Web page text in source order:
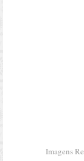
Imagens